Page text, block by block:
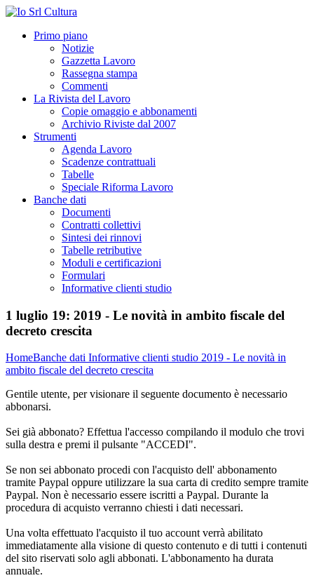
Primo piano
Notizie
Gazzetta Lavoro
Rassegna stampa
Commenti
La Rivista del Lavoro
Copie omaggio e abbonamenti
Archivio Riviste dal 2007
Strumenti
Agenda Lavoro
Scadenze contrattuali
Tabelle
Speciale Riforma Lavoro
Banche dati
Documenti
Contratti collettivi
Sintesi dei rinnovi
Tabelle retributive
Moduli e certificazioni
Formulari
Informative clienti studio
1 luglio 19: 2019 - Le novità in ambito fiscale del
decreto crescita
HomeBanche dati Informative clienti studio 2019 - Le novità in
ambito fiscale del decreto crescita
Gentile utente, per visionare il seguente documento è necessario
abbonarsi.
Sei già abbonato? Effettua l'accesso compilando il modulo che trovi
sulla destra e premi il pulsante "ACCEDI".
Se non sei abbonato procedi con l'acquisto dell' abbonamento
tramite Paypal oppure utilizzare la sua carta di credito sempre tramite
Paypal. Non è necessario essere iscritti a Paypal. Durante la
procedura di acquisto verranno chiesti i dati necessari.
Una volta effettuato l'acquisto il tuo account verrà abilitato
immediatamente alla visione di questo contenuto e di tutti i contenuti
del sito riservati solo agli abbonati. L'abbonamento ha durata
annuale.